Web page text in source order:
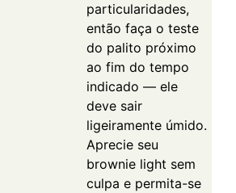
particularidades,
então faça o teste
do palito próximo
ao fim do tempo
indicado — ele
deve sair
ligeiramente úmido.
Aprecie seu
brownie light sem
culpa e permita-se